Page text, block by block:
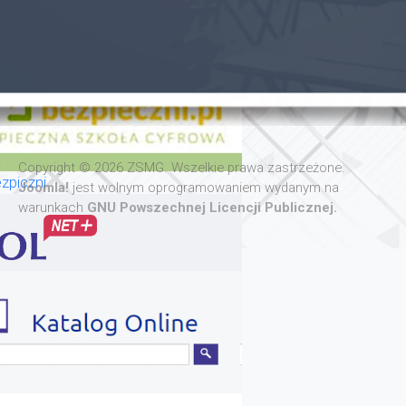
Copyright © 2026 ZSMG. Wszelkie prawa zastrzeżone.
Joomla! jest wolnym oprogramowaniem wydanym na
warunkach GNU Powszechnej Licencji Publicznej.